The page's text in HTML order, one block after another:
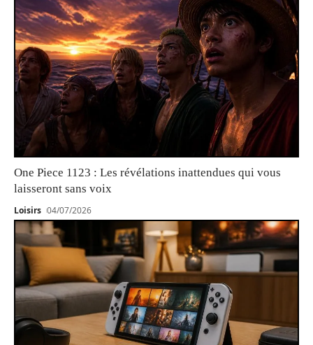
One Piece 1123 : Les révélations inattendues qui vous
laisseront sans voix
Loisirs 04/07/2026